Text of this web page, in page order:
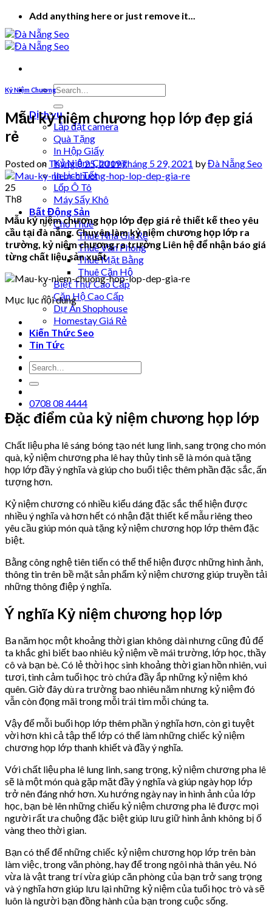
Skip
to
content
Add anything here or just remove it...
Dịch vụ
Lắp đặt camera
Quà Tặng
In Hộp Giấy
Kỷ Niệm Chương
In Lịch Tết
Lốp Ô Tô
Máy Sấy Khô
Bất Động Sản
Cho Thuê
Thuê Nhà Giá Rẻ
Thuê Văn Phòng
Thuê Mặt Bằng
Thuê Căn Hộ
Biệt Thự Cao Cấp
Căn Hộ Cao Cấp
Dự Án Shophouse
Homestay Giá Rẻ
Kiến Thức Seo
Tin Tức
0708 08 4444
Kỷ Niệm Chương
Mẫu kỷ niệm chương họp lớp đẹp giá
rẻ
Posted on Tháng 8 25, 2019Tháng 5 29, 2021 byĐà Nẵng Seo
25
Th8
Mẫu kỷ niệm chương họp lớp đẹp giá rẻ thiết kế theo yêu
cầu tại đà nẵng. Chuyên làm kỷ niệm chương họp lớp ra
trường, kỷ niệm chương ra trường Liên hệ để nhận báo giá
từng chất liệu sản xuất
Mục lục nội dung
Đặc điểm của kỷ niệm chương họp lớp
Chất liệu pha lê sáng bóng tạo nét lung linh, sang trọng cho món
quà, kỷ niệm chương pha lê hay thủy tinh sẽ là món quà tặng
họp lớp đầy ý nghĩa và giúp cho buổi tiệc thêm phần đặc sắc, ấn
tượng hơn.
Kỷ niệm chương có nhiều kiểu dáng đặc sắc thể hiện được
nhiều ý nghĩa và hơn hết có nhận đặt thiết kế mẫu riêng theo
yêu cầu giúp món quà tặng kỷ niệm chương họp lớp thêm đặc
biệt.
Bằng công nghệ tiên tiến có thể thể hiện được những hình ảnh,
thông tin trên bề mặt sản phẩm kỷ niệm chương giúp truyền tải
những thông điệp ý nghĩa.
Ý nghĩa Kỷ niệm chương họp lớp
Ba năm học một khoảng thời gian không dài nhưng cũng đủ để
ta khắc ghi biết bao nhiêu kỷ niệm về mái trường, lớp học, thầy
cô và bạn bè. Có lẻ thời học sinh khoảng thời gian hồn nhiên, vui
tươi, tình cảm tuổi học trò chứa đầy ắp những kỷ niệm khó
quên. Giờ đây dù ra trường bao nhiêu năm nhưng kỷ niệm đó
vẫn còn đọng mãi trong mỗi trái tim mỗi chúng ta.
Vậy để mỗi buổi họp lớp thêm phần ý nghĩa hơn, còn gì tuyệt
vời hơn khi cả tập thể lớp có thể làm những chiếc kỷ niệm
chương họp lớp thanh khiết và đầy ý nghĩa.
Với chất liệu pha lê lung linh, sang trọng, kỷ niệm chương pha lê
sẽ là một món quà gặp mặt đầy ý nghĩa và giúp ngày họp lớp
trở nên đáng nhớ hơn. Xu hướng ngày nay in hình ảnh của lớp
học, bạn bè lên những chiếu kỷ niệm chương pha lê được mọi
người rất ưa chuộng đặc biệt giúp lưu giữ hình ảnh không bị ố
vàng theo thời gian.
Bạn có thể để những chiếc kỷ niệm chương họp lớp trên bàn
làm việc, trong văn phòng, hay để trong ngôi nhà thân yêu. Nó
vừa là vật trang trí vừa giúp căn phòng của bạn trở sang trọng
và ý nghĩa hơn giúp lưu lại những kỷ niệm của tuổi học trò và sẽ
luôn là người bạn đồng hành của bạn trong cuộc sống.